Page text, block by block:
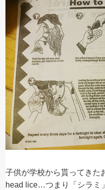
子供が学校から貰ってきた
head lice…つまり「シラミ